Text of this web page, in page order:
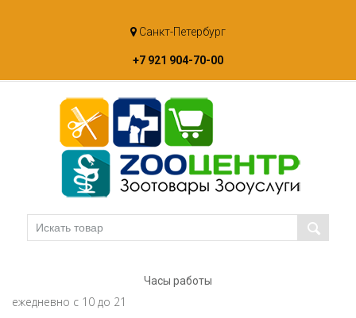
to
Санкт-Петербург
+7 921 904-70-00
Часы работы
ежедневно с 10 до 21